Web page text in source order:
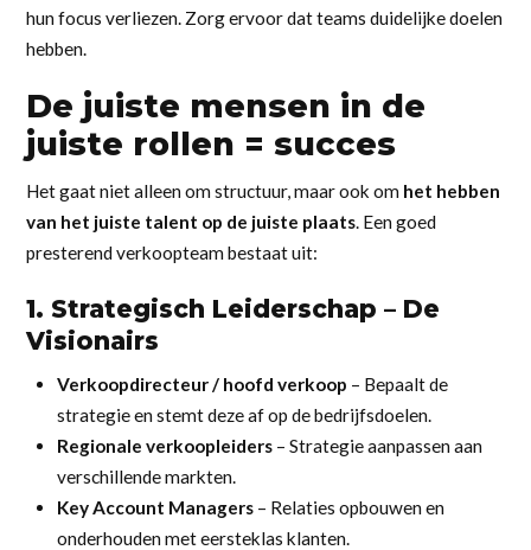
hun focus verliezen. Zorg ervoor dat teams duidelijke doelen
hebben.
De juiste mensen in de
juiste rollen = succes
Het gaat niet alleen om structuur, maar ook om het hebben
van het juiste talent op de juiste plaats. Een goed
presterend verkoopteam bestaat uit:
1. Strategisch Leiderschap – De
Visionairs
Verkoopdirecteur / hoofd verkoop – Bepaalt de
strategie en stemt deze af op de bedrijfsdoelen.
Regionale verkoopleiders– Strategie aanpassen aan
verschillende markten.
Key Account Managers– Relaties opbouwen en
onderhouden met eersteklas klanten.